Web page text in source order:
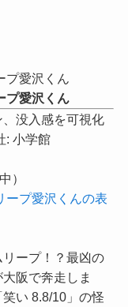
プ愛沢くん
プ愛沢くん
没入感を可視化
: 小学館
）
ープ！？最凶の
阪で奔走しま
笑い 8.8/10」 の怪